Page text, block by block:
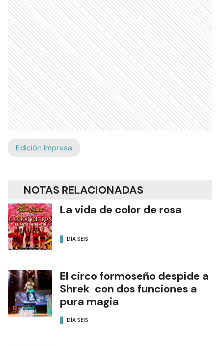
Edición Impresa
NOTAS RELACIONADAS
La vida de color de rosa
DÍA SEIS
El circo formoseño despide a
Shrek con dos funciones a
pura magia
DÍA SEIS